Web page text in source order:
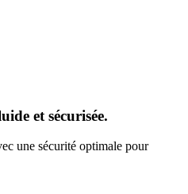
et sécurisée.
une sécurité optimale pour